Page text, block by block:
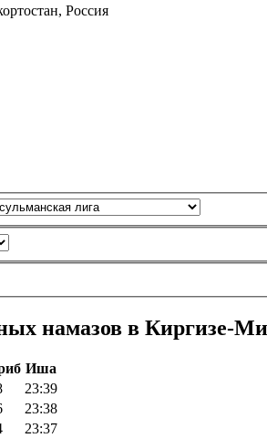
Россия
намазов в Киргизе-
Иша
23:39
23:38
23:37